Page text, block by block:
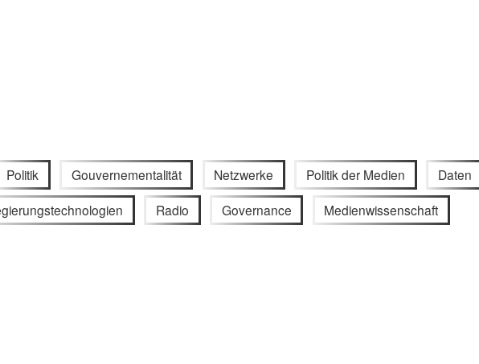
Politik Gouvernementalität Netzwerke Politik der Medien Daten
Radio Governance Medienwissenschaft